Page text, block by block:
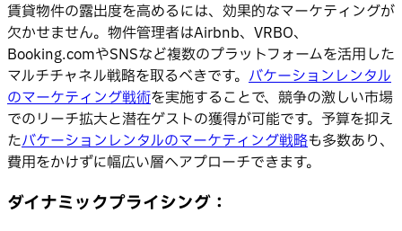
賃貸物件の露出度を高めるには、効果的なマーケティングが
欠かせません。物件管理者はAirbnb、VRBO、
Booking.comやSNSなど複数のプラットフォームを活用した
マルチチャネル戦略を取るべきです。 バケーションレンタル
のマーケティング戦術を実施することで、競争の激しい市場
でのリーチ拡大と潜在ゲストの獲得が可能です。予算を抑え
たバケーションレンタルのマーケティング戦略も多数あり、
費用をかけずに幅広い層へアプローチできます。
ダイナミックプライシング：